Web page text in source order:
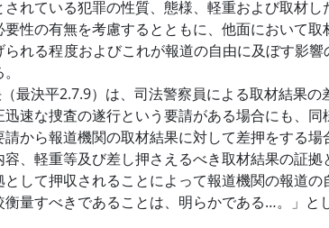
されている犯罪の性質、態様、軽重および取材
要性の有無を考慮するとともに、他面において
られる程度およびこれが報道の自由に及ぼす影
最決平2.7.9）は、司法警察員による取材結果
迅速な捜査の遂行という要請がある場合にも、
請から報道機関の取材結果に対して差押をする
容、軽重等及び差し押さえるべき取材結果の証
として押収されることによって報道機関の報道
量すべきであることは、明らかである…。」と